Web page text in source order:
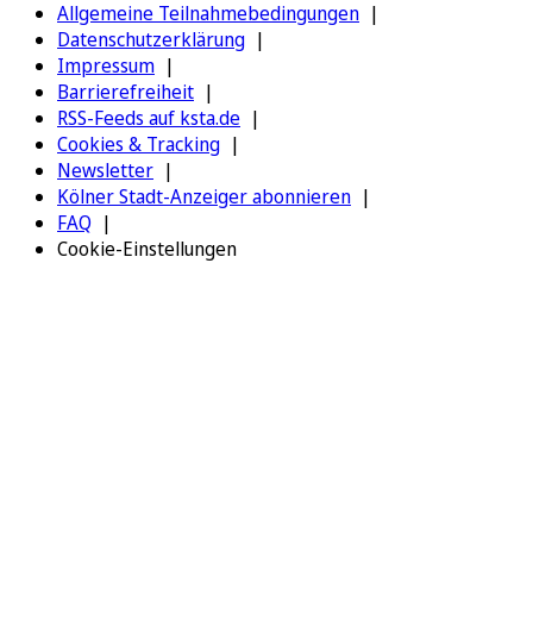
Allgemeine Teilnahmebedingungen
Datenschutzerklärung
Impressum
Barrierefreiheit
RSS-Feeds auf ksta.de
Cookies & Tracking
Newsletter
Kölner Stadt-Anzeiger abonnieren
FAQ
Cookie-Einstellungen